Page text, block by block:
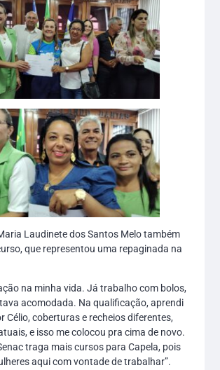
Laudinete dos Santos Melo também
que representou uma repaginada na
na minha vida. Já trabalho com bolos,
acomodada. Na qualificação, aprendi
Célio, coberturas e recheios diferentes,
e isso me colocou pra cima de novo.
traga mais cursos para Capela, pois
aqui com vontade de trabalhar”.